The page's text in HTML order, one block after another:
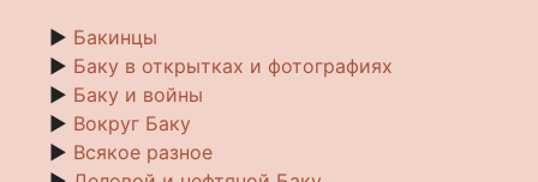
► Бакинцы
► Баку в открытках и фотографиях
► Баку и войны
► Вокруг Баку
► Всякое разное